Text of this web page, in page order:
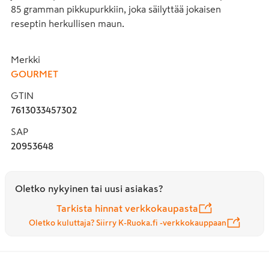
85 gramman pikkupurkkiin, joka säilyttää jokaisen
reseptin herkullisen maun.
Merkki
GOURMET
GTIN
7613033457302
SAP
20953648
Oletko nykyinen tai uusi asiakas?
Tarkista hinnat verkkokaupasta
Oletko kuluttaja? Siirry K-Ruoka.fi -verkkokauppaan